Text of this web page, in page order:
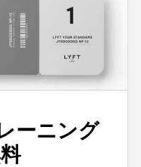
ーニング